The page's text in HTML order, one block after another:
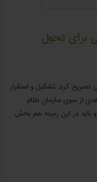
برای تحول
تصریح کرد: تشکیل و استقرار
از سوی سازمان نظام
باید در این زمینه هم بخش